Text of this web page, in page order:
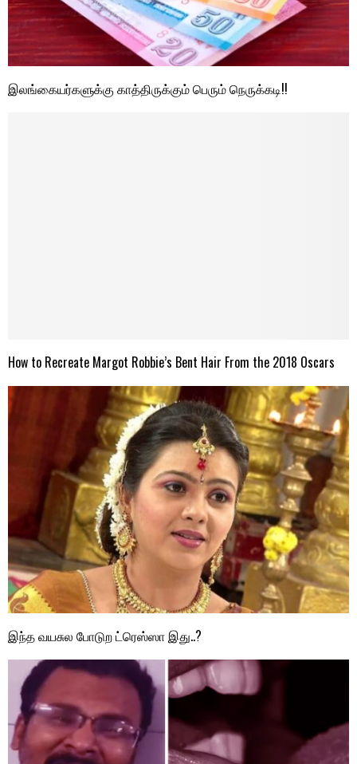
இலங்கையர்களுக்கு காத்திருக்கும் பெரும் நெருக்கடி!!
How to Recreate Margot Robbie’s Bent Hair From the 2018 Oscars
இந்த வயசுல போடுற ட்ரெஸ்ஸா இது..?